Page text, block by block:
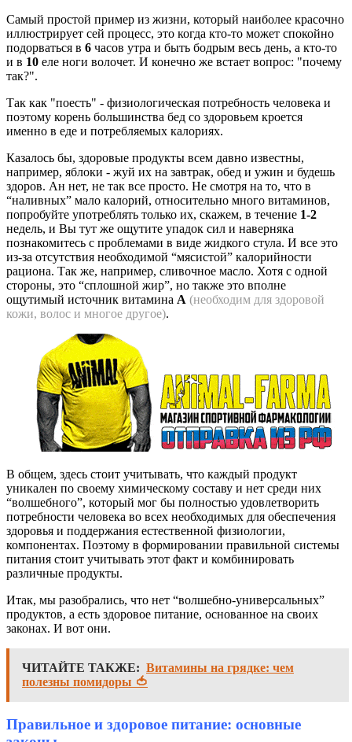
Самый простой пример из жизни, который наиболее красочно
иллюстрирует сей процесс, это когда кто-то может спокойно
подорваться в 6 часов утра и быть бодрым весь день, а кто-то
и в 10 еле ноги волочет. И конечно же встает вопрос: "почему
так?".
Так как "поесть" - физиологическая потребность человека и
поэтому корень большинства бед со здоровьем кроется
именно в еде и потребляемых калориях.
Казалось бы, здоровые продукты всем давно известны,
например, яблоки - жуй их на завтрак, обед и ужин и будешь
здоров. Ан нет, не так все просто. Не смотря на то, что в
“наливных” мало калорий, относительно много витаминов,
попробуйте употреблять только их, скажем, в течение 1-2
недель, и Вы тут же ощутите упадок сил и наверняка
познакомитесь с проблемами в виде жидкого стула. И все это
из-за отсутствия необходимой “мясистой” калорийности
рациона. Так же, например, сливочное масло. Хотя с одной
стороны, это “сплошной жир”, но также это вполне
ощутимый источник витамина А (необходим для здоровой
кожи, волос и многое другое).
В общем, здесь стоит учитывать, что каждый продукт
уникален по своему химическому составу и нет среди них
“волшебного”, который мог бы полностью удовлетворить
потребности человека во всех необходимых для обеспечения
здоровья и поддержания естественной физиологии,
компонентах. Поэтому в формировании правильной системы
питания стоит учитывать этот факт и комбинировать
различные продукты.
Итак, мы разобрались, что нет “волшебно-универсальных”
продуктов, а есть здоровое питание, основанное на своих
законах. И вот они.
ЧИТАЙТЕ ТАКЖЕ: Витамины на грядке: чем
полезны помидоры 🍅
Правильное и здоровое питание: основные